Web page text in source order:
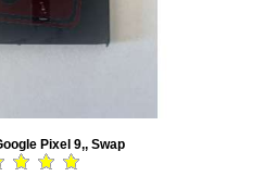
Pixel 9,, Swap